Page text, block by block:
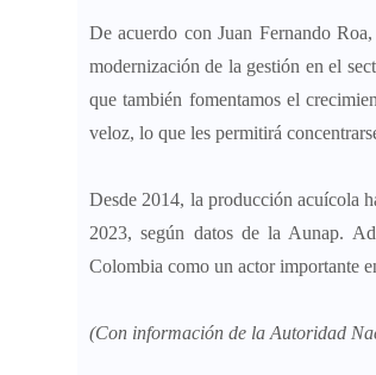
De acuerdo con Juan Fernando
modernización de la gestión en el
que también fomentamos el
veloz, lo que les permitirá
Desde 2014, la producción acuícola
2023, según datos de la Aunap.
Colombia como un actor importante
(Con información de la Autoridad